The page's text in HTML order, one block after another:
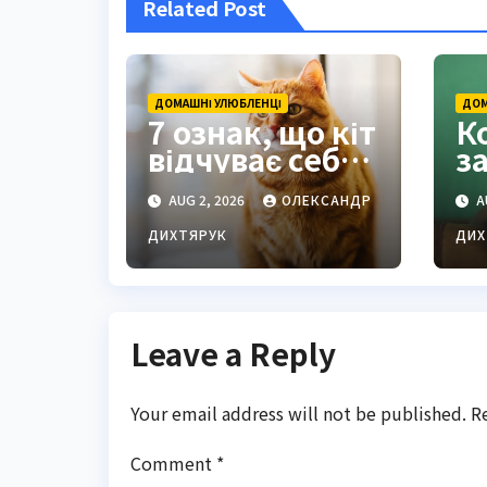
Related Post
ДОМАШНІ УЛЮБЛЕНЦІ
7 ознак, що кіт
відчуває себе
в безпеці
поруч з вами
AUG 2, 2026
ОЛЕКСАНДР
ДИХТЯРУК
Leave a Reply
Your email address will not be published.
Comment *